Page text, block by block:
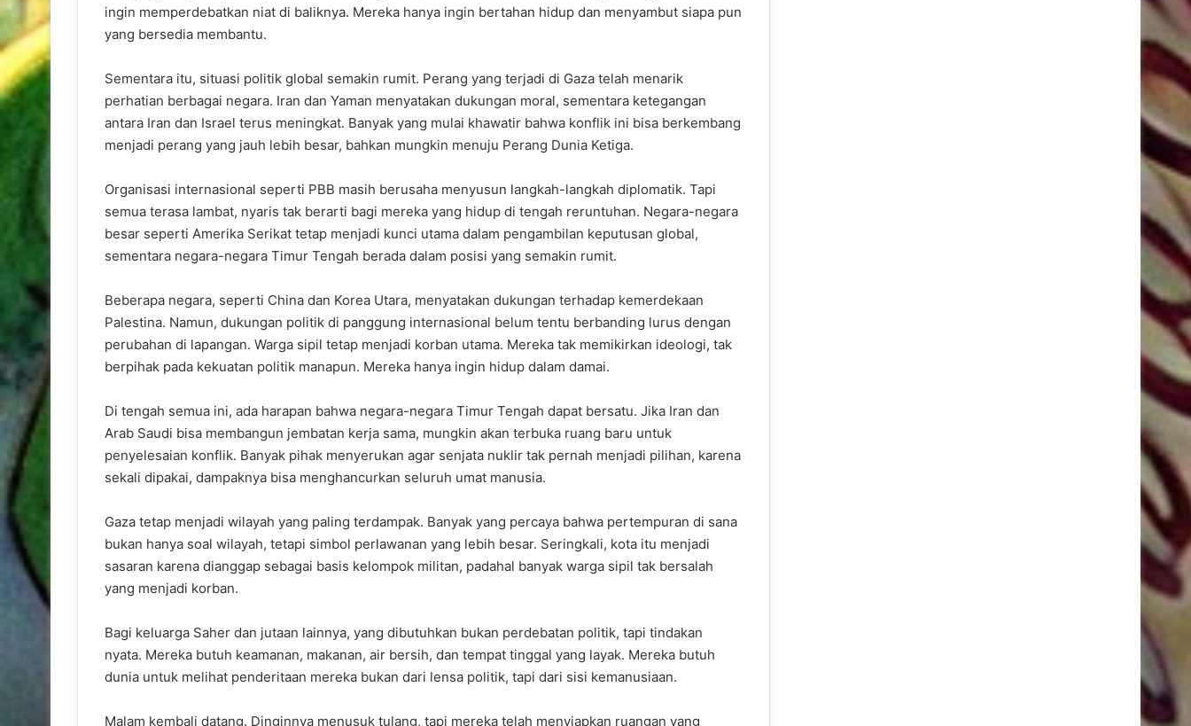
ingin memperdebatkan niat di baliknya. Mereka hanya ingin bertahan hidup dan menyambut siapa pun
yang bersedia membantu.
Sementara itu, situasi politik global semakin rumit. Perang yang terjadi di Gaza telah menarik
perhatian berbagai negara. Iran dan Yaman menyatakan dukungan moral, sementara ketegangan
antara Iran dan Israel terus meningkat. Banyak yang mulai khawatir bahwa konflik ini bisa berkembang
menjadi perang yang jauh lebih besar, bahkan mungkin menuju Perang Dunia Ketiga.
Organisasi internasional seperti PBB masih berusaha menyusun langkah-langkah diplomatik. Tapi
semua terasa lambat, nyaris tak berarti bagi mereka yang hidup di tengah reruntuhan. Negara-negara
besar seperti Amerika Serikat tetap menjadi kunci utama dalam pengambilan keputusan global,
sementara negara-negara Timur Tengah berada dalam posisi yang semakin rumit.
Beberapa negara, seperti China dan Korea Utara, menyatakan dukungan terhadap kemerdekaan
Palestina. Namun, dukungan politik di panggung internasional belum tentu berbanding lurus dengan
perubahan di lapangan. Warga sipil tetap menjadi korban utama. Mereka tak memikirkan ideologi, tak
berpihak pada kekuatan politik manapun. Mereka hanya ingin hidup dalam damai.
Di tengah semua ini, ada harapan bahwa negara-negara Timur Tengah dapat bersatu. Jika Iran dan
Arab Saudi bisa membangun jembatan kerja sama, mungkin akan terbuka ruang baru untuk
penyelesaian konflik. Banyak pihak menyerukan agar senjata nuklir tak pernah menjadi pilihan, karena
sekali dipakai, dampaknya bisa menghancurkan seluruh umat manusia.
Gaza tetap menjadi wilayah yang paling terdampak. Banyak yang percaya bahwa pertempuran di sana
bukan hanya soal wilayah, tetapi simbol perlawanan yang lebih besar. Seringkali, kota itu menjadi
sasaran karena dianggap sebagai basis kelompok militan, padahal banyak warga sipil tak bersalah
yang menjadi korban.
Bagi keluarga Saher dan jutaan lainnya, yang dibutuhkan bukan perdebatan politik, tapi tindakan
nyata. Mereka butuh keamanan, makanan, air bersih, dan tempat tinggal yang layak. Mereka butuh
dunia untuk melihat penderitaan mereka bukan dari lensa politik, tapi dari sisi kemanusiaan.
Malam kembali datang. Dinginnya menusuk tulang, tapi mereka telah menyiapkan ruangan yang